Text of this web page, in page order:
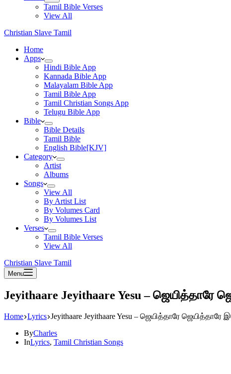
Tamil Bible Verses
View All
Christian Slave Tamil
Home
Apps
Hindi Bible App
Kannada Bible App
Malayalam Bible App
Tamil Bible App
Tamil Christian Songs App
Telugu Bible App
Bible
Bible Details
Tamil Bible
English Bible[KJV]
Category
Artist
Albums
Songs
View All
By Artist List
By Volumes Card
By Volumes List
Verses
Tamil Bible Verses
View All
Christian Slave Tamil
Menu
Jeyithaare Jeyithaare Yesu – ஜெயித்தாரே
Home Lyrics Jeyithaare Jeyithaare Yesu – ஜெயித்தாரே ஜெயித்தாரே
ByCharles
InLyrics, Tamil Christian Songs